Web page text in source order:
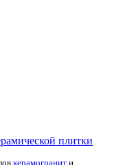
плитки
керамогранит и